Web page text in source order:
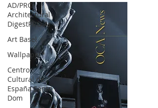
AD/PRO
Architectural
DigestPRO Ar
Art Basel
Wallpaper*
Centro
Cultural de
España Santo
Dom